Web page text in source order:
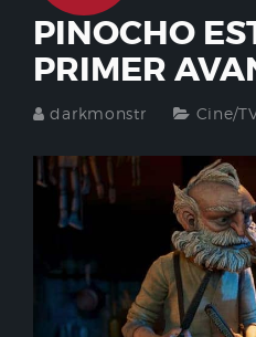
PINOCHO
PRIMER
darkmonstr Cine/